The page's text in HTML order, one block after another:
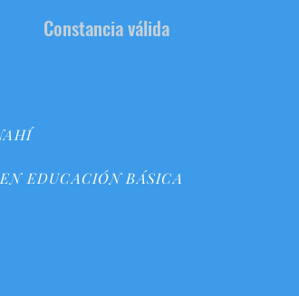
Constancia válida
EDUCACIÓN BÁSICA